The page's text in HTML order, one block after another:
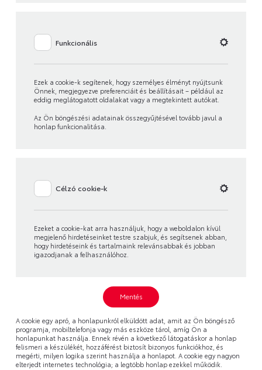
Funkcionális
Ezek a cookie-k segítenek, hogy személyes élményt nyújtsunk
Önnek, megjegyezve preferenciáit és beállításait – például az
eddig meglátogatott oldalakat vagy a megtekintett autókat.
Az Ön böngészési adatainak összegyűjtésével tovább javul a
honlap funkcionalitása.
Célzó cookie-k
Ezeket a cookie-kat arra használjuk, hogy a weboldalon kívül
megjelenő hirdetéseinket testre szabjuk, és segítsenek abban,
hogy hirdetéseink és tartalmaink relevánsabbak és jobban
igazodjanak a felhasználóhoz.
Mentés
A cookie egy apró, a honlapunkról elküldött adat, amit az Ön böngésző
programja, mobiltelefonja vagy más eszköze tárol, amíg Ön a
honlapunkat használja. Ennek révén a következő látogatáskor a honlap
felismeri a készülékét, hozzáférést biztosít bizonyos funkciókhoz, és
megérti, milyen logika szerint használja a honlapot. A cookie egy nagyon
elterjedt internetes technológia; a legtöbb honlap ezekkel működik.